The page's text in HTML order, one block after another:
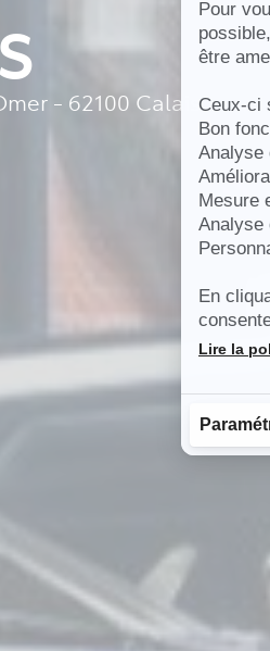
Pour
être
Ceux-ci
Bon
Analyse
Mesure
Analyse
En
Plateforme
Lire la
- 62100 Calais